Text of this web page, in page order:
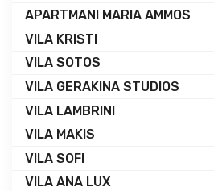
APARTMANI MARIA AMMOS
VILA KRISTI
VILA SOTOS
VILA GERAKINA STUDIOS
VILA LAMBRINI
VILA MAKIS
VILA SOFI
VILA ANA LUX